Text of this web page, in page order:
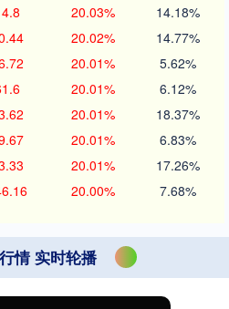
20.03% 14.18%
20.02% 14.77%
20.01% 5.62%
20.01% 6.12%
20.01% 18.37%
20.01% 6.83%
20.01% 17.26%
20.00% 7.68%
情 实时轮播